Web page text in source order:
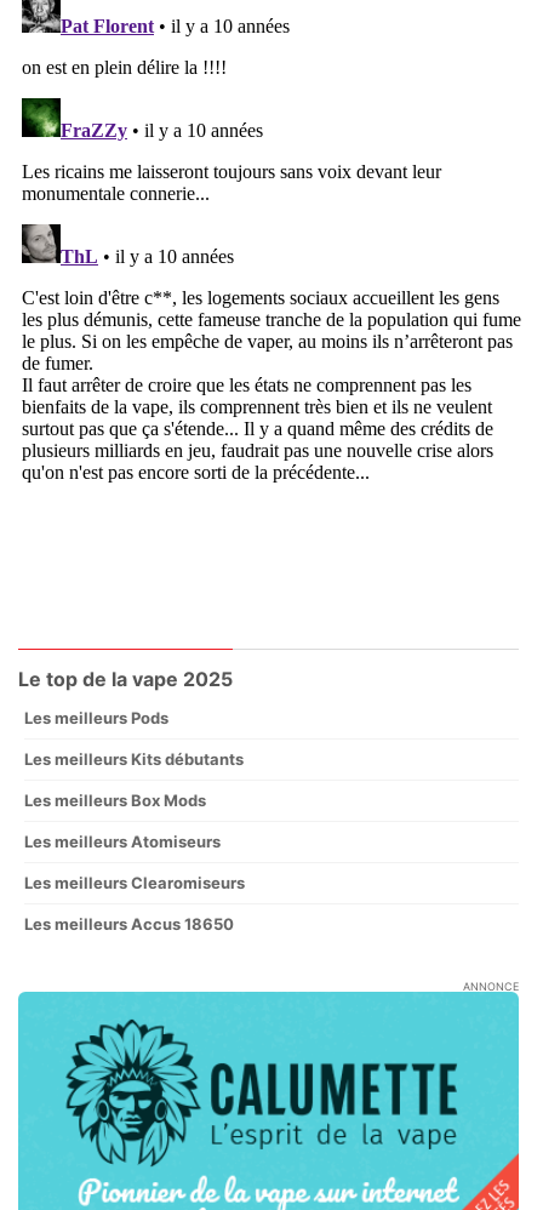
Le top de la vape 2025
Les meilleurs Pods
Les meilleurs Kits débutants
Les meilleurs Box Mods
Les meilleurs Atomiseurs
Les meilleurs Clearomiseurs
Les meilleurs Accus 18650
ANNONCE